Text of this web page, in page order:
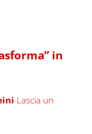
in
Lascia un